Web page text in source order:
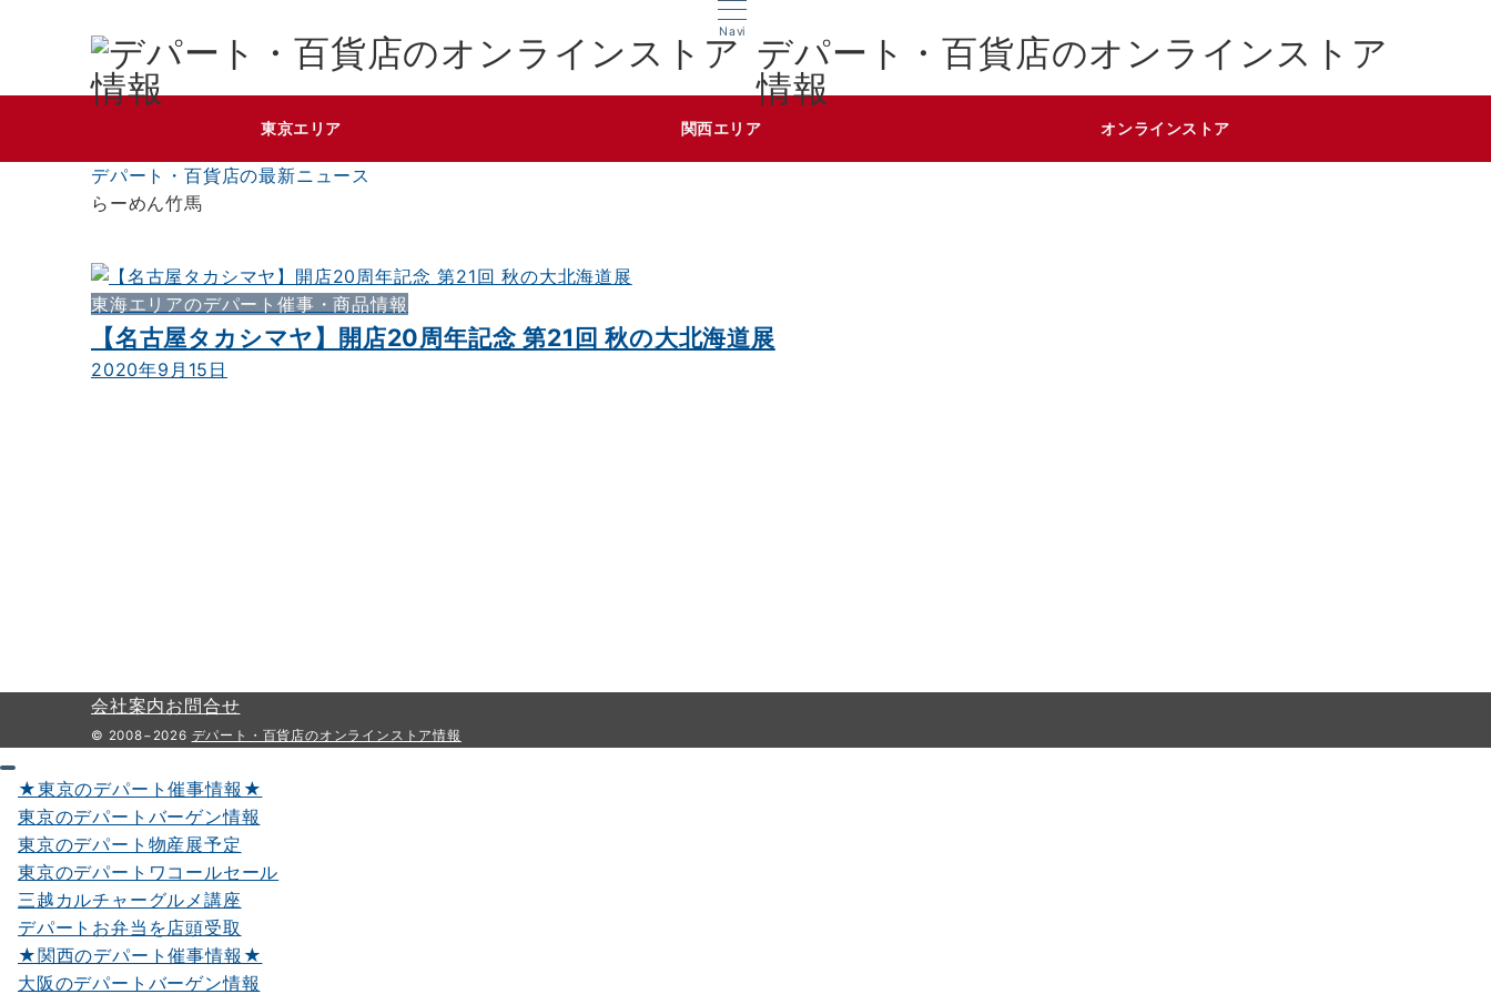
Navi
デパート・百貨店のオンラインストア
情報
東京エリア 関西エリア オンラインストア
デパート・百貨店の最新ニュース
らーめん竹馬
東海エリアのデパート催事・商品情報
【名古屋タカシマヤ】開店20周年記念 第21回 秋の大北海道展
2020年9月15日
会社案内お問合せ
© 2008−2026 デパート・百貨店のオンラインストア情報
★東京のデパート催事情報★
東京のデパートバーゲン情報
東京のデパート物産展予定
東京のデパートワコールセール
三越カルチャーグルメ講座
デパートお弁当を店頭受取
★関西のデパート催事情報★
大阪のデパートバーゲン情報